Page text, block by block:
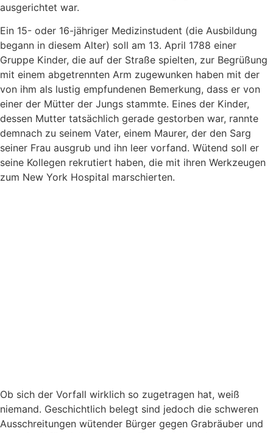
ausgerichtet war.
Ein 15- oder 16-jähriger Medizinstudent (die Ausbildung
begann in diesem Alter) soll am 13. April 1788 einer
Gruppe Kinder, die auf der Straße spielten, zur Begrüßung
mit einem abgetrennten Arm zugewunken haben mit der
von ihm als lustig empfundenen Bemerkung, dass er von
einer der Mütter der Jungs stammte. Eines der Kinder,
dessen Mutter tatsächlich gerade gestorben war, rannte
demnach zu seinem Vater, einem Maurer, der den Sarg
seiner Frau ausgrub und ihn leer vorfand. Wütend soll er
seine Kollegen rekrutiert haben, die mit ihren Werkzeugen
zum New York Hospital marschierten.
Ob sich der Vorfall wirklich so zugetragen hat, weiß
niemand. Geschichtlich belegt sind jedoch die schweren
Ausschreitungen wütender Bürger gegen Grabräuber und